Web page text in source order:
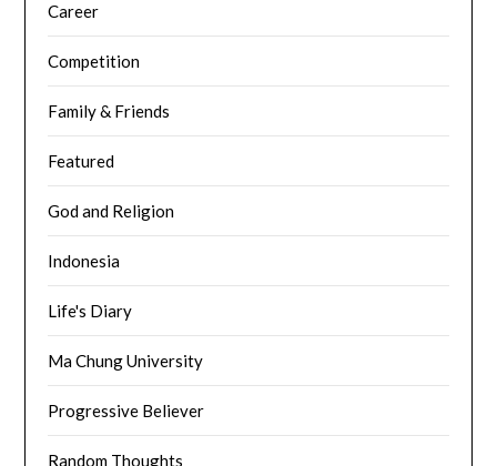
Career
Competition
Family & Friends
Featured
God and Religion
Indonesia
Life's Diary
Ma Chung University
Progressive Believer
Random Thoughts